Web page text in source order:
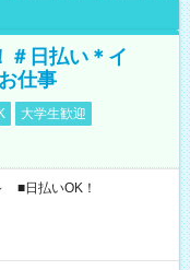
＃日払い＊イ
仕事
大学生歓迎
■日払いOK！